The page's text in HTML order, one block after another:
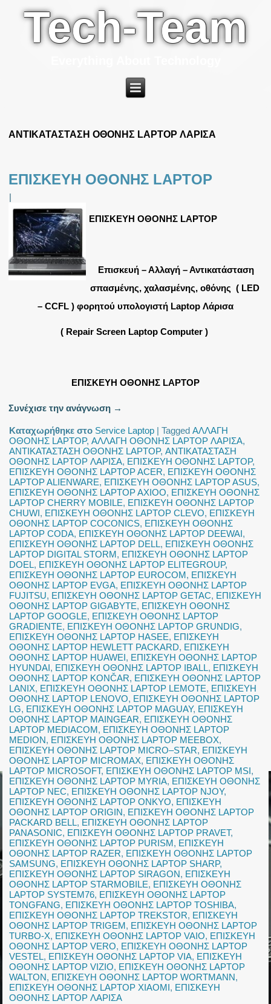
Tech-Team
ΑΝΤΙΚΑΤΑΣΤΑΣΗ ΟΘΟΝΗΣ LAPTOP ΛΑΡΙΣΑ
ΕΠΙΣΚΕΥΗ ΟΘΟΝΗΣ LAPTOP
|
ΕΠΙΣΚΕΥΗ ΟΘΟΝΗΣ LAPTOP
Επισκευή – Αλλαγή – Αντικατάσταση
σπασμένης, χαλασμένης, οθόνης ( LED
– CCFL ) φορητού υπολογιστή Laptop Λάρισα
( Repair Screen Laptop Computer )
ΕΠΙΣΚΕΥΗ ΟΘΟΝΗΣ LAPTOP
Συνέχισε την ανάγνωση →
Καταχωρήθηκε στο Service Laptop |Tagged ΑΛΛΑΓΗ
ΟΘΟΝΗΣ LAPTOP,ΑΛΛΑΓΗ ΟΘΟΝΗΣ LAPTOP ΛΑΡΙΣΑ,
ΑΝΤΙΚΑΤΑΣΤΑΣΗ ΟΘΟΝΗΣ LAPTOP,ΑΝΤΙΚΑΤΑΣΤΑΣΗ
ΟΘΟΝΗΣ LAPTOP ΛΑΡΙΣΑ, ΕΠΙΣΚΕΥΗ ΟΘΟΝΗΣ LAPTOP,
ΕΠΙΣΚΕΥΗ ΟΘΟΝΗΣ LAPTOP ACER, ΕΠΙΣΚΕΥΗ ΟΘΟΝΗΣ
LAPTOP ALIENWARE, ΕΠΙΣΚΕΥΗ ΟΘΟΝΗΣ LAPTOP ASUS,
ΕΠΙΣΚΕΥΗ ΟΘΟΝΗΣ LAPTOP AXIOO, ΕΠΙΣΚΕΥΗ ΟΘΟΝΗΣ
LAPTOP CHERRY MOBILE, ΕΠΙΣΚΕΥΗ ΟΘΟΝΗΣ LAPTOP
CHUWI, ΕΠΙΣΚΕΥΗ ΟΘΟΝΗΣ LAPTOP CLEVO, ΕΠΙΣΚΕΥΗ
ΟΘΟΝΗΣ LAPTOP COCONICS, ΕΠΙΣΚΕΥΗ ΟΘΟΝΗΣ
LAPTOP CODA, ΕΠΙΣΚΕΥΗ ΟΘΟΝΗΣ LAPTOP DEEWAI,
ΕΠΙΣΚΕΥΗ ΟΘΟΝΗΣ LAPTOP DELL, ΕΠΙΣΚΕΥΗ ΟΘΟΝΗΣ
LAPTOP DIGITAL STORM, ΕΠΙΣΚΕΥΗ ΟΘΟΝΗΣ LAPTOP
DOEL, ΕΠΙΣΚΕΥΗ ΟΘΟΝΗΣ LAPTOP ELITEGROUP,
ΕΠΙΣΚΕΥΗ ΟΘΟΝΗΣ LAPTOP EUROCOM, ΕΠΙΣΚΕΥΗ
ΟΘΟΝΗΣ LAPTOP EVGA, ΕΠΙΣΚΕΥΗ ΟΘΟΝΗΣ LAPTOP
FUJITSU, ΕΠΙΣΚΕΥΗ ΟΘΟΝΗΣ LAPTOP GETAC, ΕΠΙΣΚΕΥΗ
ΟΘΟΝΗΣ LAPTOP GIGABYTE, ΕΠΙΣΚΕΥΗ ΟΘΟΝΗΣ
LAPTOP GOOGLE, ΕΠΙΣΚΕΥΗ ΟΘΟΝΗΣ LAPTOP
GRADIENTE, ΕΠΙΣΚΕΥΗ ΟΘΟΝΗΣ LAPTOP GRUNDIG,
ΕΠΙΣΚΕΥΗ ΟΘΟΝΗΣ LAPTOP HASEE, ΕΠΙΣΚΕΥΗ
ΟΘΟΝΗΣ LAPTOP HEWLETT PACKARD, ΕΠΙΣΚΕΥΗ
ΟΘΟΝΗΣ LAPTOP HUAWEI, ΕΠΙΣΚΕΥΗ ΟΘΟΝΗΣ LAPTOP
HYUNDAI, ΕΠΙΣΚΕΥΗ ΟΘΟΝΗΣ LAPTOP IBALL, ΕΠΙΣΚΕΥΗ
ΟΘΟΝΗΣ LAPTOP KONČAR, ΕΠΙΣΚΕΥΗ ΟΘΟΝΗΣ LAPTOP
LANIX, ΕΠΙΣΚΕΥΗ ΟΘΟΝΗΣ LAPTOP LEMOTE, ΕΠΙΣΚΕΥΗ
ΟΘΟΝΗΣ LAPTOP LENOVO, ΕΠΙΣΚΕΥΗ ΟΘΟΝΗΣ LAPTOP
LG, ΕΠΙΣΚΕΥΗ ΟΘΟΝΗΣ LAPTOP MAGUAY, ΕΠΙΣΚΕΥΗ
ΟΘΟΝΗΣ LAPTOP MAINGEAR, ΕΠΙΣΚΕΥΗ ΟΘΟΝΗΣ
LAPTOP MEDIACOM, ΕΠΙΣΚΕΥΗ ΟΘΟΝΗΣ LAPTOP
MEDION, ΕΠΙΣΚΕΥΗ ΟΘΟΝΗΣ LAPTOP MEEBOX,
ΕΠΙΣΚΕΥΗ ΟΘΟΝΗΣ LAPTOP MICRO–STAR, ΕΠΙΣΚΕΥΗ
ΟΘΟΝΗΣ LAPTOP MICROMAX, ΕΠΙΣΚΕΥΗ ΟΘΟΝΗΣ
LAPTOP MICROSOFT, ΕΠΙΣΚΕΥΗ ΟΘΟΝΗΣ LAPTOP MSI,
ΕΠΙΣΚΕΥΗ ΟΘΟΝΗΣ LAPTOP MYRIA, ΕΠΙΣΚΕΥΗ ΟΘΟΝΗΣ
LAPTOP NEC, ΕΠΙΣΚΕΥΗ ΟΘΟΝΗΣ LAPTOP NJOY,
ΕΠΙΣΚΕΥΗ ΟΘΟΝΗΣ LAPTOP ONKYO, ΕΠΙΣΚΕΥΗ
ΟΘΟΝΗΣ LAPTOP ORIGIN, ΕΠΙΣΚΕΥΗ ΟΘΟΝΗΣ LAPTOP
PACKARD BELL, ΕΠΙΣΚΕΥΗ ΟΘΟΝΗΣ LAPTOP
PANASONIC, ΕΠΙΣΚΕΥΗ ΟΘΟΝΗΣ LAPTOP PRAVET,
ΕΠΙΣΚΕΥΗ ΟΘΟΝΗΣ LAPTOP PURISM, ΕΠΙΣΚΕΥΗ
ΟΘΟΝΗΣ LAPTOP RAZER, ΕΠΙΣΚΕΥΗ ΟΘΟΝΗΣ LAPTOP
SAMSUNG, ΕΠΙΣΚΕΥΗ ΟΘΟΝΗΣ LAPTOP SHARP,
ΕΠΙΣΚΕΥΗ ΟΘΟΝΗΣ LAPTOP SIRAGON, ΕΠΙΣΚΕΥΗ
ΟΘΟΝΗΣ LAPTOP STARMOBILE, ΕΠΙΣΚΕΥΗ ΟΘΟΝΗΣ
LAPTOP SYSTEM76, ΕΠΙΣΚΕΥΗ ΟΘΟΝΗΣ LAPTOP
TONGFANG, ΕΠΙΣΚΕΥΗ ΟΘΟΝΗΣ LAPTOP TOSHIBA,
ΕΠΙΣΚΕΥΗ ΟΘΟΝΗΣ LAPTOP TREKSTOR, ΕΠΙΣΚΕΥΗ
ΟΘΟΝΗΣ LAPTOP TRIGEM, ΕΠΙΣΚΕΥΗ ΟΘΟΝΗΣ LAPTOP
TURBO-X, ΕΠΙΣΚΕΥΗ ΟΘΟΝΗΣ LAPTOP VAIO, ΕΠΙΣΚΕΥΗ
ΟΘΟΝΗΣ LAPTOP VERO, ΕΠΙΣΚΕΥΗ ΟΘΟΝΗΣ LAPTOP
VESTEL, ΕΠΙΣΚΕΥΗ ΟΘΟΝΗΣ LAPTOP VIA, ΕΠΙΣΚΕΥΗ
ΟΘΟΝΗΣ LAPTOP VIZIO, ΕΠΙΣΚΕΥΗ ΟΘΟΝΗΣ LAPTOP
WALTON, ΕΠΙΣΚΕΥΗ ΟΘΟΝΗΣ LAPTOP WORTMANN,
ΕΠΙΣΚΕΥΗ ΟΘΟΝΗΣ LAPTOP XIAOMI, ΕΠΙΣΚΕΥΗ
ΟΘΟΝΗΣ LAPTOP ΛΑΡΙΣΑ